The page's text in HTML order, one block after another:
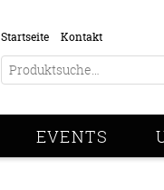
Startseite Kontakt
EVENTS